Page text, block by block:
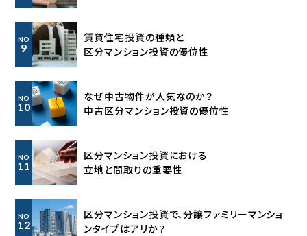
NO
9
賃貸住宅投資の種類と
区分マンション投資の優位性
NO
10
なぜ中古物件が人気なのか？
中古区分マンション投資の優位性
NO
11
区分マンション投資における
立地と間取りの重要性
NO
12
区分マンション投資で、分譲ファミリーマンショ
ンタイプはアリか？